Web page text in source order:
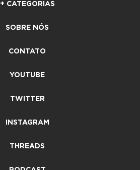
+ CATEGORIAS
SOBRE NÓS
CONTATO
YOUTUBE
TWITTER
INSTAGRAM
THREADS